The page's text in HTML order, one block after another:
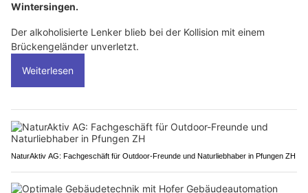
Wintersingen.
Der alkoholisierte Lenker blieb bei der Kollision mit einem
Brückengeländer unverletzt.
Weiterlesen
NaturAktiv AG: Fachgeschäft für Outdoor-Freunde und Naturliebhaber in Pfungen ZH